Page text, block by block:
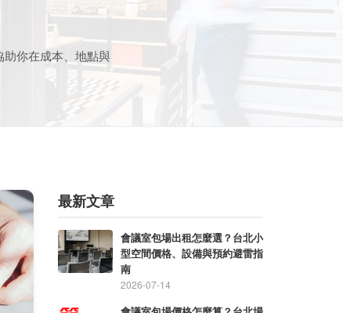
你在成本、地點與
最新文章
會議室包場出租怎麼選？台北小
型空間價格、設備與預約避雷指
南
2026-07-14